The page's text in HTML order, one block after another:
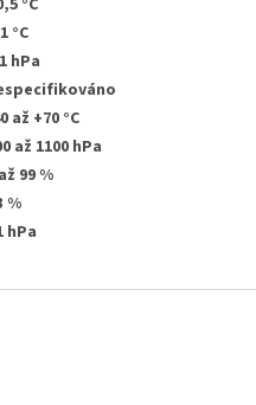
°C
°C
hPa
až +70 °C
až 1100 hPa
99 %
%
hPa